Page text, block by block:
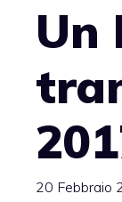
Un
20 Febbraio